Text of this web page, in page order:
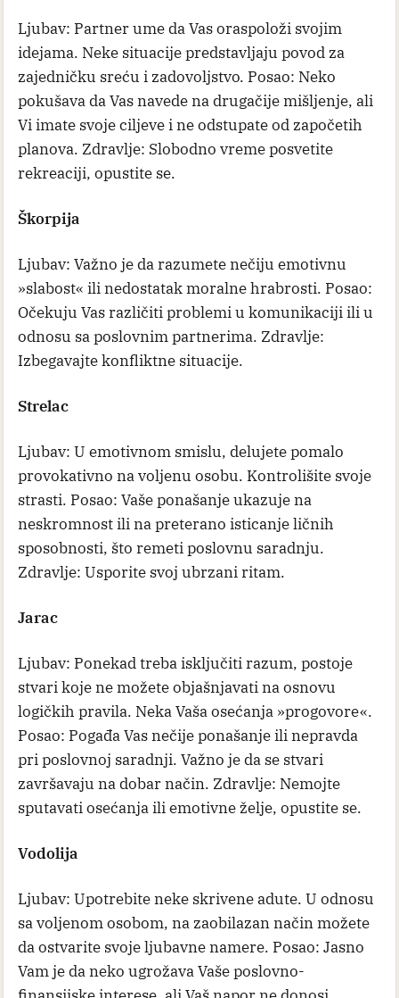
Ljubav: Partner ume da Vas oraspoloži svojim
idejama. Neke situacije predstavljaju povod za
zajedničku sreću i zadovoljstvo. Posao: Neko
pokušava da Vas navede na drugačije mišljenje, ali
Vi imate svoje ciljeve i ne odstupate od započetih
planova. Zdravlje: Slobodno vreme posvetite
rekreaciji, opustite se.
Škorpija
Ljubav: Važno je da razumete nečiju emotivnu
»slabost« ili nedostatak moralne hrabrosti. Posao:
Očekuju Vas različiti problemi u komunikaciji ili u
odnosu sa poslovnim partnerima. Zdravlje:
Izbegavajte konfliktne situacije.
Strelac
Ljubav: U emotivnom smislu, delujete pomalo
provokativno na voljenu osobu. Kontrolišite svoje
strasti. Posao: Vaše ponašanje ukazuje na
neskromnost ili na preterano isticanje ličnih
sposobnosti, što remeti poslovnu saradnju.
Zdravlje: Usporite svoj ubrzani ritam.
Jarac
Ljubav: Ponekad treba isključiti razum, postoje
stvari koje ne možete objašnjavati na osnovu
logičkih pravila. Neka Vaša osećanja »progovore«.
Posao: Pogađa Vas nečije ponašanje ili nepravda
pri poslovnoj saradnji. Važno je da se stvari
završavaju na dobar način. Zdravlje: Nemojte
sputavati osećanja ili emotivne želje, opustite se.
Vodolija
Ljubav: Upotrebite neke skrivene adute. U odnosu
sa voljenom osobom, na zaobilazan način možete
da ostvarite svoje ljubavne namere. Posao: Jasno
Vam je da neko ugrožava Vaše poslovno-